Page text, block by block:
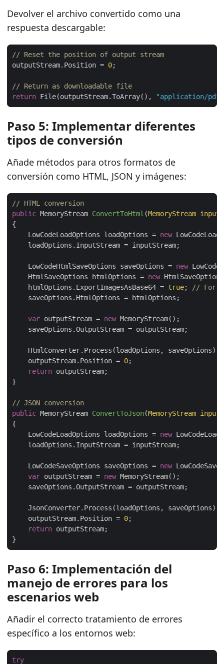
Devolver el archivo convertido como una
respuesta descargable:
// Reset the position of output stream
outputStream.Position = 0
// Return as downloadable file
return File(outputStream.ToArray(), "application/pdf"
Paso 5: Implementar diferentes
tipos de conversión
Añade métodos para otros formatos de
conversión como HTML, JSON y imágenes:
// HTML conversion
public MemoryStream ConvertToHtml (MemoryStream
    LowCodeLoadOptions loadOptions =
new
    LowCodeHtmlSaveOptions saveOptions =
new
    HtmlSaveOptions htmlOptions =
new
    htmlOptions.ExportImagesAsBase64 =
true;
// For
var outputStream = new
    outputStream.Position =
0
return
// JSON conversion
public MemoryStream ConvertToJson(MemoryStream
    LowCodeLoadOptions loadOptions =
new
    LowCodeSaveOptions saveOptions =
new
var outputStream = new
    outputStream.Position =
0
return
Paso 6: Implementación del
manejo de errores para los
escenarios web
Añadir el correcto tratamiento de errores
específico a los entornos web:
try